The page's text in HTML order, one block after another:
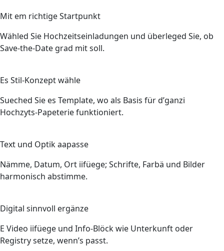
Mit em richtige Startpunkt
Wähled Sie Hochzeitseinladungen und überleged Sie, ob
Save-the-Date grad mit soll.
Es Stil-Konzept wähle
Sueched Sie es Template, wo als Basis für d’ganzi
Hochzyts-Papeterie funktioniert.
Text und Optik aapasse
Nämme, Datum, Ort iifüege; Schrifte, Farbä und Bilder
harmonisch abstimme.
Digital sinnvoll ergänze
E Video iifüege und Info-Blöck wie Unterkunft oder
Registry setze, wenn’s passt.